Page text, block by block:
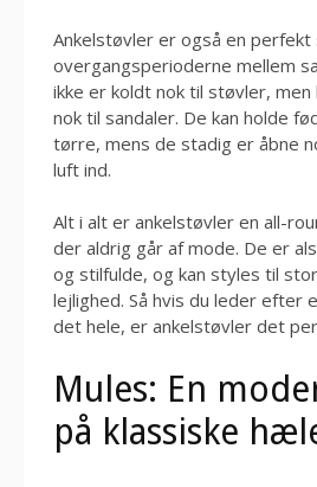
Ankelstøvler er også en perfekt
overgangsperioderne mellem
ikke er koldt nok til støvler,
nok til sandaler. De kan holde
tørre, mens de stadig er åbne
luft ind.
Alt i alt er ankelstøvler en all-
der aldrig går af mode. De er
og stilfulde, og kan styles til
lejlighed. Så hvis du leder efter
det hele, er ankelstøvler det
Mules: En
på klassiske